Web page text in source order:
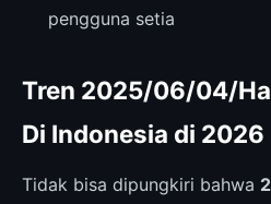
pengguna setia
Tren 2025/06/04/
Di Indonesia di 2026
Tidak bisa dipungkiri bahwa